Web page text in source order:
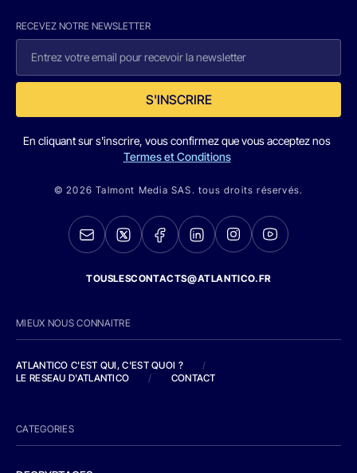
RECEVEZ NOTRE NEWSLETTER
S'INSCRIRE
En cliquant sur s'inscrire, vous confirmez que vous acceptez nos
Termes et Conditions
© 2026 Talmont Media SAS. tous droits réservés.
TOUSLESCONTACTS@ATLANTICO.FR
MIEUX NOUS CONNAITRE
ATLANTICO C'EST QUI, C'EST QUOI ?
/
LE RESEAU D'ATLANTICO
/ CONTACT
CATEGORIES